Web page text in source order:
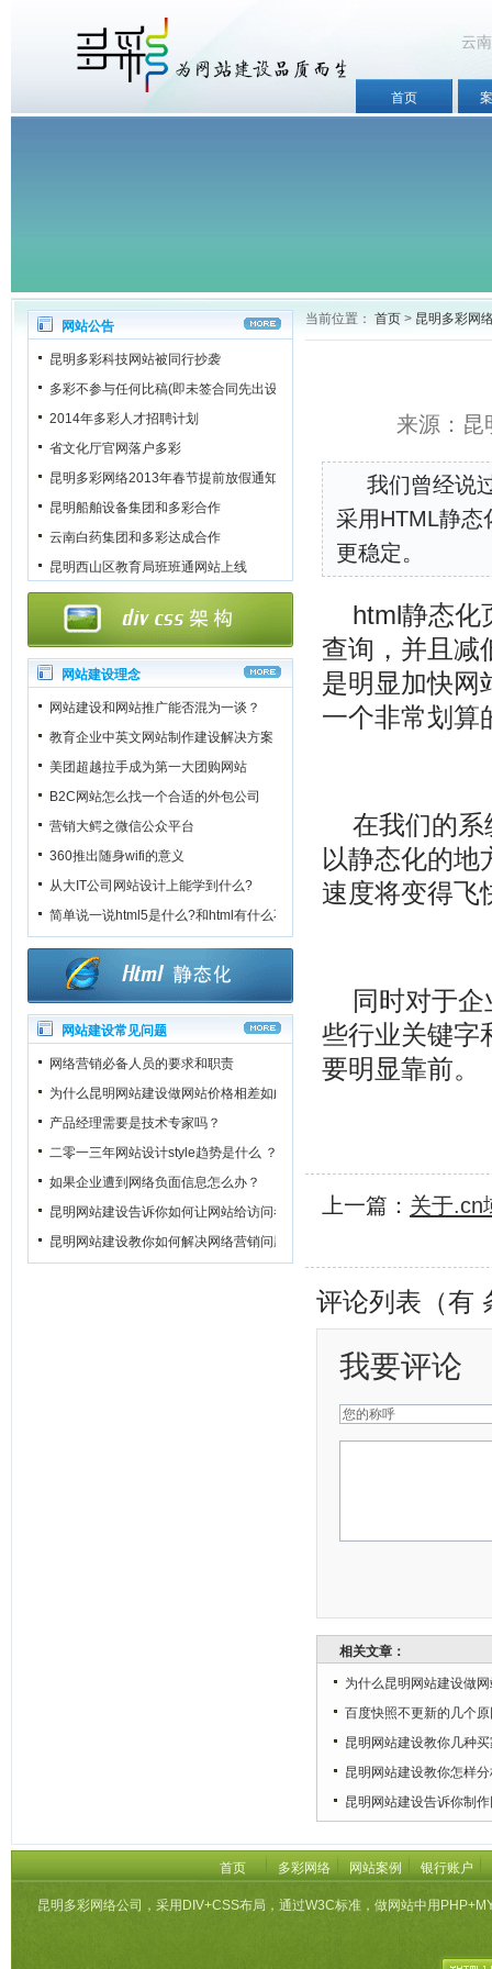
云
首页
网站公告
昆明多彩科技网站被同行抄袭
多彩不参与任何比稿(即未签合同先出设计稿)
2014年多彩人才招聘计划
省文化厅官网落户多彩
昆明多彩网络2013年春节提前放假通知
昆明船舶设备集团和多彩合作
云南白药集团和多彩达成合作
昆明西山区教育局班班通网站上线
网站建设理念
网站建设和网站推广能否混为一谈？
教育企业中英文网站制作建设解决方案
美团超越拉手成为第一大团购网站
B2C网站怎么找一个合适的外包公司
营销大鳄之微信公众平台
360推出随身wifi的意义
从大IT公司网站设计上能学到什么?
简单说一说html5是什么?和html有什么不一样?
网站建设常见问题
网络营销必备人员的要求和职责
为什么昆明网站建设做网站价格相差如此之大？
产品经理需要是技术专家吗？
二零一三年网站设计style趋势是什么 ？
如果企业遭到网络负面信息怎么办？
昆明网站建设告诉你如何让网站给访问者一个良好的第一印象
昆明网站建设教你如何解决网络营销问题
当前位置： 首页 > 昆明多彩网
来源：
我们曾经说
采用HTML静态
更稳定。
html静态化
查询，并且减
是明显加快网
一个非常划算
在我们的
以静态化的地
速度将变得飞
同时对于
些行业关键字
要明显靠前。
上一篇： 关于.cn
评论列表（有
我要评论
相关文章：
为什么昆明网站建设做
百度快照不更新的几个
昆明网站建设教你几种
昆明网站建设教你怎样
昆明网站建设告诉你制
首页 多彩网络 网站案例 银行账户
昆明多彩网络公司，采用DIV+CSS布局，通过W3C标准，做网站中用